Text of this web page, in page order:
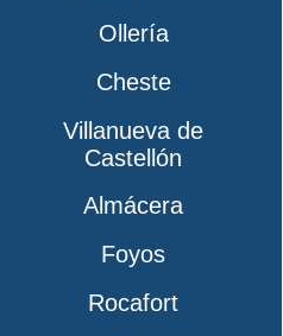
Ollería
Cheste
Villanueva de
Castellón
Almácera
Foyos
Rocafort